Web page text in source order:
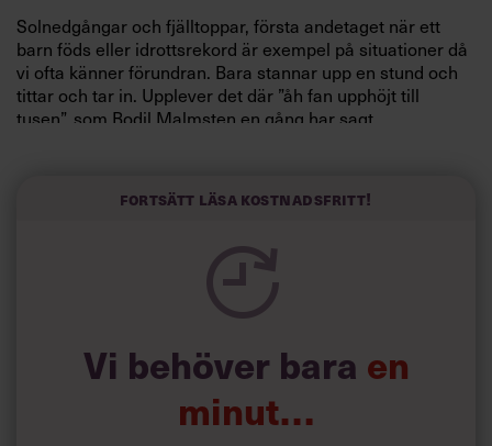
Solnedgångar och fjälltoppar, första andetaget när ett
barn föds eller idrottsrekord är exempel på situationer då
vi ofta känner förundran. Bara stannar upp en stund och
tittar och tar in. Upplever det där ”åh fan upphöjt till
tusen”, som Bodil Malmsten en gång har sagt.
till Förundranseffekten. Forskning visar till exempel att
inflammationer i kroppen och dessutom göra dig mer
generös och engagerad i omvärlden. Något som just nu
uppmärksammas allt mer av både privatpersoner och
14 sätt att återhämta dig – i
Fortsätt läsa kostnadsfritt!
Vi behöver bara en
minut…